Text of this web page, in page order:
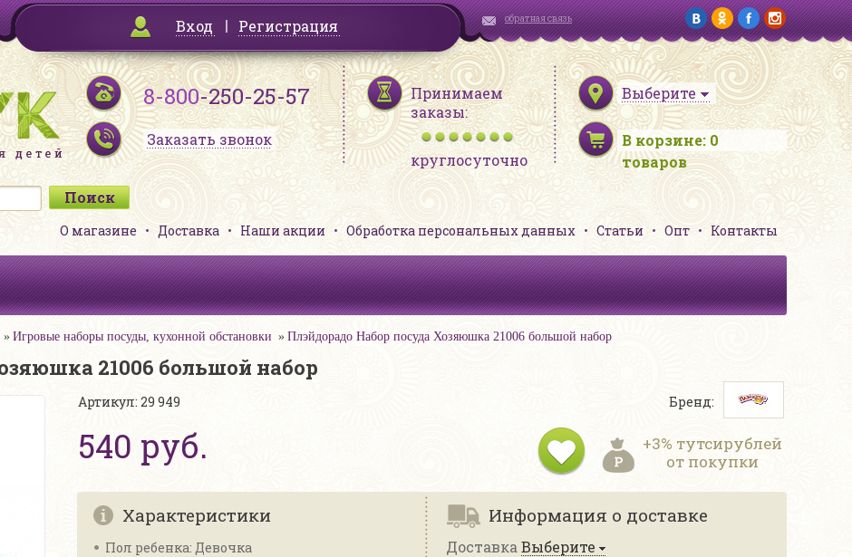
Вход Регистрация обратная связь
8-800-250-25-57
Заказать звонок
Принимаем
заказы:
круглосуточно
Выберите
В корзине: 0
товаров
О магазине Доставка Наши акции Обработка персональных данных Статьи Опт Контакты
Игровые наборы посуды, кухонной обстановки Плэйдорадо Набор посуда Хозяюшка 21006 большой набор
21006 большой набор
Артикул: 29 949
540 руб.
Бренд:
+3% тутсирублей
от покупки
Характеристики
Пол ребенка: Девочка
Информация о доставке
Доставка Выберите